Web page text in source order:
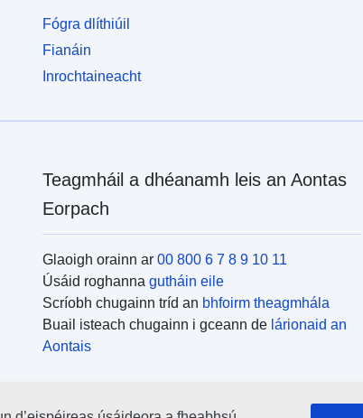
Fógra dlíthiúil
Fianáin
Inrochtaineacht
Teagmháil a dhéanamh leis an Aontas
Eorpach
Glaoigh orainn ar 00 800 6 7 8 9 10 11
Úsáid roghanna gutháin eile
Scríobh chugainn tríd an bhfoirm theagmhála
Buail isteach chugainn i gceann de lárionaid an
Aontais